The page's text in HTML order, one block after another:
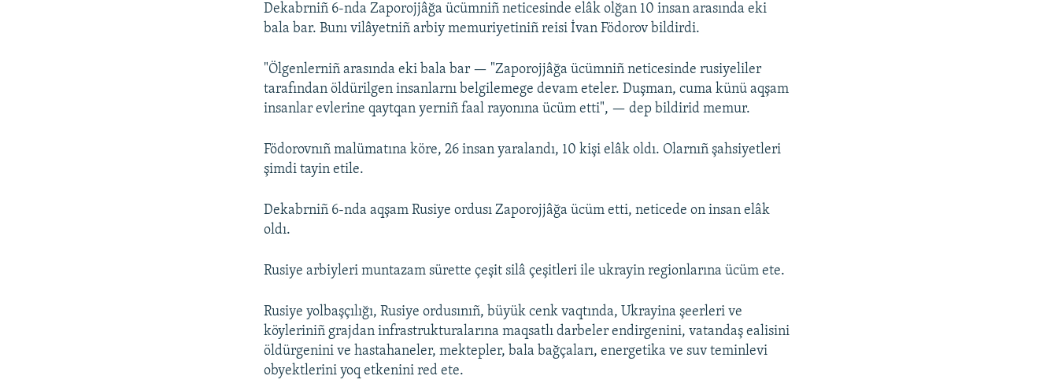
Dekabrniñ 6-nda Zaporojjâğa ücümniñ neticesinde elâk olğan 10 insan arasında eki
bala bar. Bunı vilâyetniñ arbiy memuriyetiniñ reisi İvan Födorov bildirdi.
"Ölgenlerniñ arasında eki bala bar — "Zaporojjâğa ücümniñ neticesinde rusiyeliler
tarafından öldürilgen insanlarnı belgilemege devam eteler. Duşman, cuma künü aqşam
insanlar evlerine qaytqan yerniñ faal rayonına ücüm etti", — dep bildirid memur.
Födorovnıñ malümatına köre, 26 insan yaralandı, 10 kişi elâk oldı. Olarnıñ şahsiyetleri
şimdi tayin etile.
Dekabrniñ 6-nda aqşam Rusiye ordusı Zaporojjâğa ücüm etti, neticede on insan elâk
oldı.
Rusiye arbiyleri muntazam sürette çeşit silâ çeşitleri ile ukrayin regionlarına ücüm ete.
Rusiye yolbaşçılığı, Rusiye ordusınıñ, büyük cenk vaqtında, Ukrayina şeerleri ve
köyleriniñ grajdan infrastrukturalarına maqsatlı darbeler endirgenini, vatandaş ealisini
öldürgenini ve hastahaneler, mektepler, bala bağçaları, energetika ve suv teminlevi
obyektlerini yoq etkenini red ete.